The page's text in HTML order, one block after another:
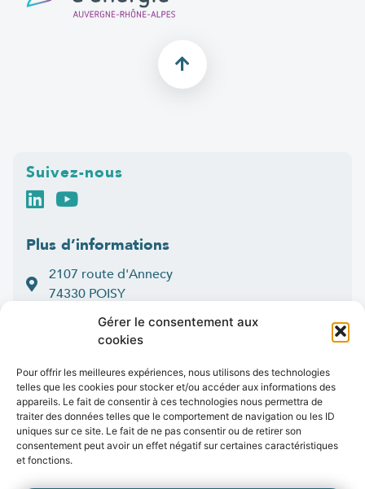
Gérer le consentement aux
cookies
Pour offrir les meilleures expériences, nous utilisons des technologies
telles que les cookies pour stocker et/ou accéder aux informations des
appareils. Le fait de consentir à ces technologies nous permettra de
traiter des données telles que le comportement de navigation ou les ID
uniques sur ce site. Le fait de ne pas consentir ou de retirer son
consentement peut avoir un effet négatif sur certaines caractéristiques
et fonctions.
Suivez-nous
Plus d’informations
2107 route d'Annecy
74330 POISY
04 50 33 50 60
Lun > jeu : 9h-12h et 14h-16h30
Ven:9h-12h et 14h-16h
Contact